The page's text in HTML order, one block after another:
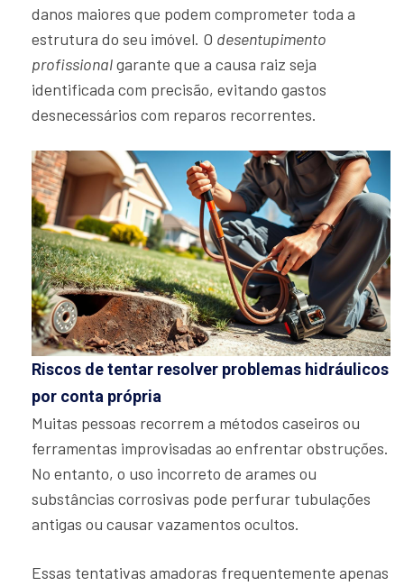
danos maiores que podem comprometer toda a
estrutura do seu imóvel. O desentupimento
profissionalgarante que a causa raiz seja
identificada com precisão, evitando gastos
desnecessários com reparos recorrentes.
Riscos de tentar resolver problemas hidráulicos
por conta própria
Muitas pessoas recorrem a métodos caseiros ou
ferramentas improvisadas ao enfrentar obstruções.
No entanto, o uso incorreto de arames ou
substâncias corrosivas pode perfurar tubulações
antigas ou causar vazamentos ocultos.
Essas tentativas amadoras frequentemente apenas